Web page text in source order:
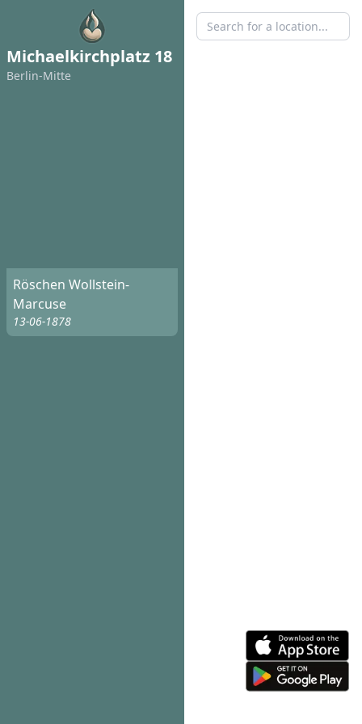
Michaelkirchplatz 18
Berlin-Mitte
Röschen Wollstein-
Marcuse
13-06-1878